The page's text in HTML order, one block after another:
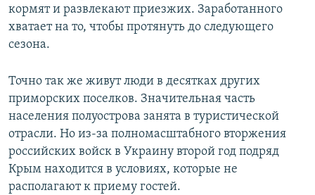
кормят и развлекают приезжих. Заработанного
хватает на то, чтобы протянуть до следующего
сезона.
Точно так же живут люди в десятках других
приморских поселков. Значительная часть
населения полуострова занята в туристической
отрасли. Но из-за полномасштабного вторжения
российских войск в Украину второй год подряд
Крым находится в условиях, которые не
располагают к приему гостей.